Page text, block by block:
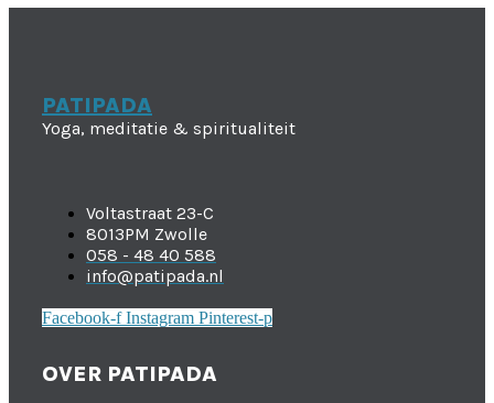
PATIPADA
Yoga, meditatie & spiritualiteit
Voltastraat 23-C
8013PM Zwolle
058 - 48 40 588
info@patipada.nl
Facebook-f Instagram Pinterest-p
OVER PATIPADA